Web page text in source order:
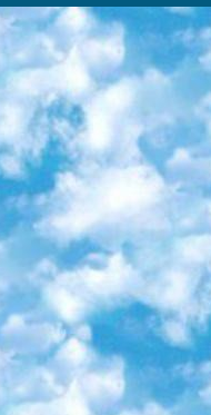
Электронная научная библиотека открытого доступа. Каталог площадки регулярно обрастает текстами статей из различных научных изданий. Сгруппированные по журналам и рубрикам публикации можно читать онлайн или скачивать целиком в PDF-формате. Проект нацелен на популяризацию науки за счёт открытого доступа к качественной информации. 6. «ПостНаука» На этом ресурсе публикуют подборки видеолекций, составленные экспертами из разных отраслей и объединённые общими темами. Среди них, к примеру, есть серии «Биоинформатика и геномика», «Культура средневековой Скандинавии» и Cinema Studies о теории кино. Каждая подборка лекций — логически связанная история, рассказанная экспертом от первого лица. Кроме того, на сайте появляются научно-образовательные статьи и тесты на разные темы. 7. «Newочём» Команда проекта «Newочём» отбирает самые интересные тексты из англоязычных СМИ и переводит те из них, за которые голосуют участники сообщества «ВКонтакте». По большей части это научно-популярные статьи. Редакторы придумывают лишь заголовки, в остальном содержание переводов соответствует оригиналам. Полные тексты можно читать прямо в социальной сети. 8. InternetUrok Онлайн-база материалов по основным дисциплинам школьной программы. Информация на сайте структурирована по классам, предметам и темам (урокам). Каждый урок состоит из видеолекций и конспектов. Есть также интерактивные тренажёры и тесты для закрепления пройденного материала. Даже если вы давно окончили школу, возможность повторить программу старших классов всегда может пригодиться. 9. Edutainme Ещё один ресурс об образовании. В отличие от Newtonew, как мне кажется, Edutainme больше ориентируется на представителей индустрии: педагогов, предпринимателей, разработчиков образовательных проектов. Но и любой, кто просто стремится к саморазвитию, найдёт на сайте много полезного и интересного для себя. Например, информацию о новых курсах и образовательных сервисах. 10. Newtonew Онлайн-медиа об образовании и обучении в широком смысле. Авторы Newtonew пишут об инструментах, заведениях, тактиках и стратегиях, которые помогают учить других и получать новые знания самостоятельно. На этой площадке вы найдёте новости, обзоры, аналитические мат